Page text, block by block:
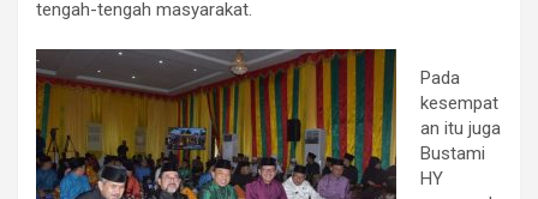
tengah-tengah masyarakat.
Pada
kesempat
an itu juga
Bustami
HY